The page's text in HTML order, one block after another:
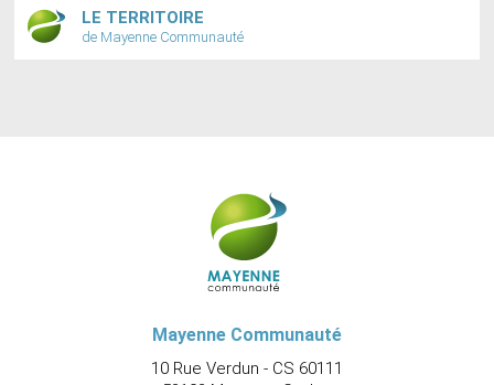
LE TERRITOIRE
de Mayenne Communauté
Mayenne Communauté
10 Rue Verdun - CS 60111